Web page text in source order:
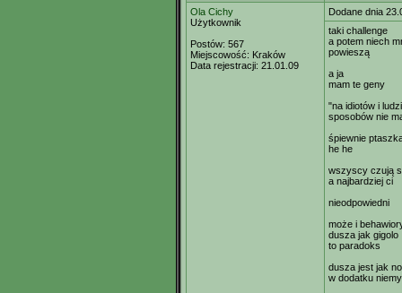
Ola Cichy
Użytkownik
Postów: 567
Miejscowość: Kraków
Data rejestracji: 21.01.09
Dodane dnia
taki challenge
a potem niech
powieszą
a ja
mam te geny
"na idiotów i
sposobów nie
śpiewnie
he he
wszyscy czują
a najbardziej ci
nieodpowiedni
może i
dusza jak gigolo
to paradoks
dusza jest jak
w dodatku